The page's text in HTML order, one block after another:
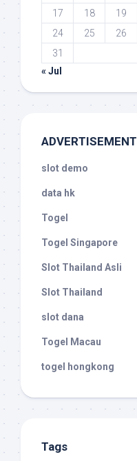
17
18 19
24
25 26
31
« Jul
ADVERTISEMENT
slot demo
data hk
Togel
Togel Singapore
Slot Thailand Asli
Slot Thailand
slot dana
Togel Macau
togel hongkong
Tags